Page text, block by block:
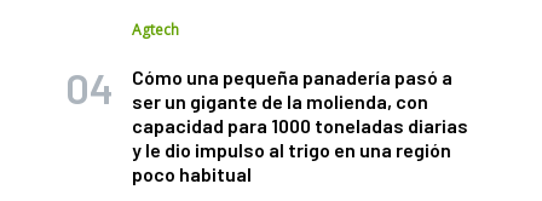
Agtech
Cómo una pequeña panadería pasó a
ser un gigante de la molienda, con
capacidad para 1000 toneladas diarias
y le dio impulso al trigo en una región
poco habitual